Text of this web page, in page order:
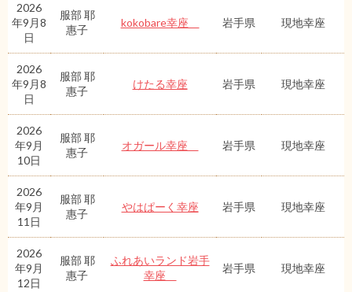
2026
年9月8
日
服部 耶
惠子
kokobare幸座 岩手県 現地幸座
2026
年9月8
日
服部 耶
惠子
けたる幸座 岩手県 現地幸座
2026
年9月
10日
服部 耶
惠子
オガール幸座 岩手県 現地幸座
2026
年9月
11日
服部 耶
惠子
やはぱーく幸座 岩手県 現地幸座
2026
年9月
12日
服部 耶
惠子
ふれあいランド岩手
幸座
岩手県 現地幸座